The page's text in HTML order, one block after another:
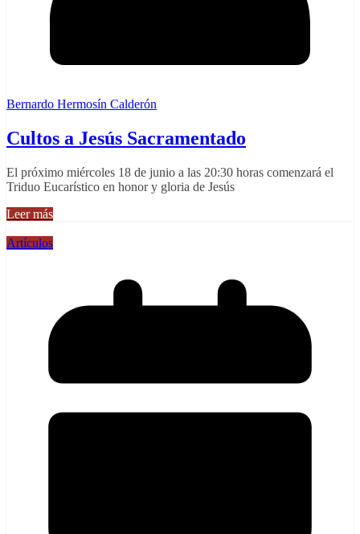
Bernardo Hermosín Calderón
Cultos a Jesús Sacramentado
El próximo miércoles 18 de junio a las 20:30 horas comenzará el
Triduo Eucarístico en honor y gloria de Jesús
Leer más
Artículos